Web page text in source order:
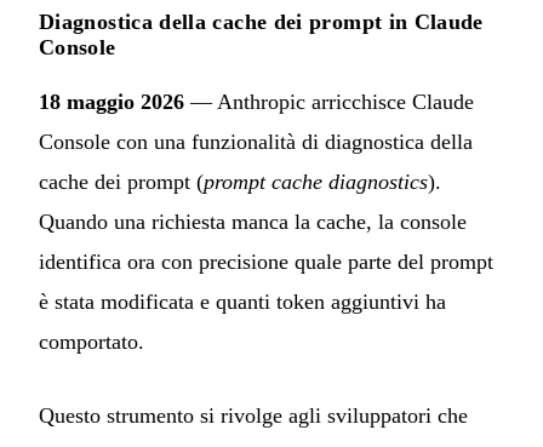
Diagnostica della cache dei prompt in Claude
Console
18 maggio 2026 — Anthropic arricchisce Claude
Console con una funzionalità di diagnostica della
cache dei prompt (prompt cache diagnostics).
Quando una richiesta manca la cache, la console
identifica ora con precisione quale parte del prompt
è stata modificata e quanti token aggiuntivi ha
comportato.
Questo strumento si rivolge agli sviluppatori che